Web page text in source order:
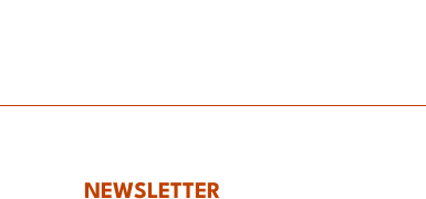
NEWSLETTER